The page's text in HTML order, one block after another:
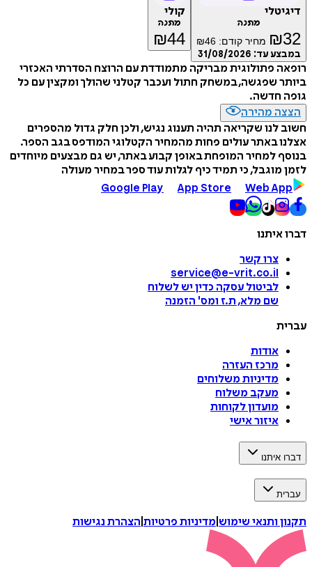
דיגיטלי
מתנה
₪32 מחיר קודם: ₪46
במבצע עד: 31/08/2026
קולי
מתנה
₪44
רופאה פתולוגית מבריקה מתמודדת עם הרוצח הסדרתי האכזרי
ביותר שפגשה, במשחק חתול ועכבר קטלני שהולך ומקצין עם כל
גופה חדשה.
הצצה מהירה
חשוב לנו שקריאה תהיה תענוג נגיש, ולכן חלק גדול מהספרים
אצלנו באתר עולים פחות מהמחיר הקטלוגי המודפס בגב הספר.
בנוסף למחיר המופחת באופן קבוע באתר, יש גם מבצעים מיוחדים
לזמן מוגבל, כי תמיד כיף לגלות עוד ספר במחיר מעולה
Google Play
App Store Web App
דברו איתנו
צרו קשר
service@e-vrit.co.il
לביטול עסקה כדין יש לשלוח
שם מלא, ת.ז ומס' הזמנה
עברית
אודות
מרכז העזרה
מדיניות משלוחים
מעקב משלוח
מועדון לקוחות
איזור אישי
דברו איתנו
עברית
תקנון ותנאי שימוש מדיניות פרטיות הצהרת נגישות